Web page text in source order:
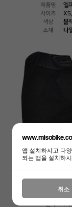
앱 설치하시고 다
되는 앱을 설치하
취소